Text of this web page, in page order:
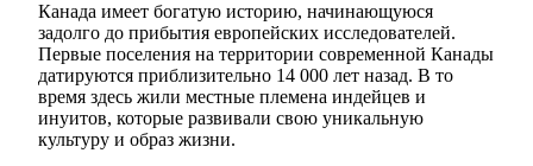
Канада имеет богатую историю, начинающуюся
задолго до прибытия европейских исследователей.
Первые поселения на территории современной Канады
датируются приблизительно 14 000 лет назад. В то
время здесь жили местные племена индейцев и
инуитов, которые развивали свою уникальную
культуру и образ жизни.